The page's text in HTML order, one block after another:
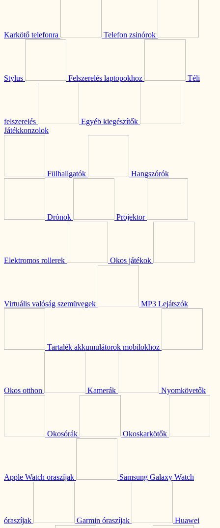
Karkötő telefonra Telefon zsinórok
Stylus Felszerelés laptopokhoz Téli
felszerelés
Egyéb kiegészítők
Játékkonzolok
Fülhallgatók Hangszórók
Drónok Projektor
Elektromos rollerek Okos játékok
Virtuális valóság szemüvegek MP3 Lejátszók
Tartalék akkumulátorok mobilokhoz
Okos otthon Kamerák Nyomkövetők
Okosórák Okoskarkötők
Apple Watch oraszíjak Samsung Galaxy Watch
óraszíjak Garmin óraszíjak Huawei